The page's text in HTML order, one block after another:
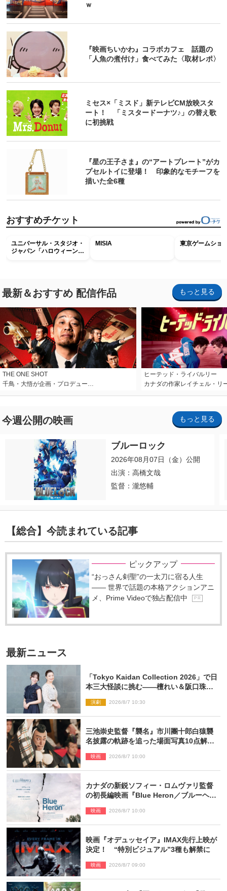
ｗ
『映画ちいかわ』コラボカフェ 話題の
「人魚の煮付け」食べてみた〈取材レポ〉
ミセス×「ミスド」新テレビCM放映スタ
ート！ 「ミスタードーナツ♪」の替え歌
に初挑戦
『星の王子さま』の“アートプレート”がカ
プセルトイに登場！ 印象的なモチーフを
描いた全6種
おすすめチケット
ユニバーサル・スタジオ・
ジャパン「ハロウィーン・
MISIA 東京ゲームショ
最新＆おすすめ 配信作品 もっと見る
THE ONE SHOT
千鳥・大悟が企画・プロデュー…
ヒーテッド・ライバルリー
カナダの作家レイチェル・リ
今週公開の映画 もっと見る
ブルーロック
2026年08月07日（金）公開
出演：高橋文哉
監督：瀧悠輔
【総合】今読まれている記事
ピックアップ
“おっさん剣聖”の一太刀に宿る人生
―― 世界で話題の本格アクションアニ
メ、Prime Videoで独占配信中
P R
最新ニュース
「Tokyo Kaidan Collection 2026」で日
本三大怪談に挑む――檀れい＆阪口珠美
演劇 2026/8/7 10:30
三池崇史監督『襲名』市川團十郎白猿襲
名披露の軌跡を追った場面写真10点解
映画 2026/8/7 10:00
カナダの新鋭ソフィー・ロムヴァリ監督
の初長編映画『Blue Heron／ブルーヘロ
映画 2026/8/7 10:00
映画『オデュッセイア』IMAX先行上映が
決定！ “特別ビジュアル”3種も解禁に
映画 2026/8/7 09:00